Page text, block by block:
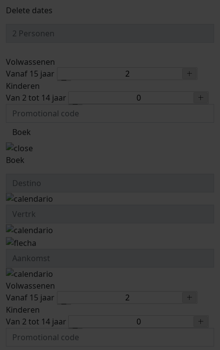
Delete dates
Volwassenen
Vanaf 15 jaar
Kinderen
Van 2 tot 14 jaar
Boek
Boek
Volwassenen
Vanaf 15 jaar
Kinderen
Van 2 tot 14 jaar